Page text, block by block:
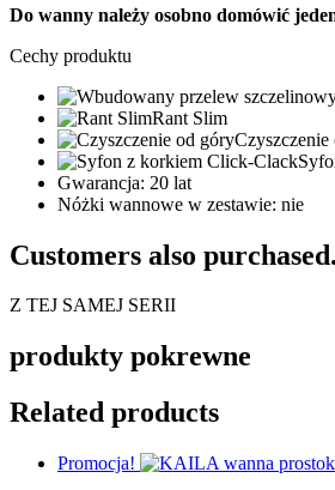
Do wanny należy osobno domówić
Cechy produktu
Rant Slim
Czyszczenie
Gwarancja: 20 lat
Nóżki wannowe w zestawie: nie
Customers also
Z TEJ SAMEJ SERII
produkty pokrewne
Related products
Promocja!